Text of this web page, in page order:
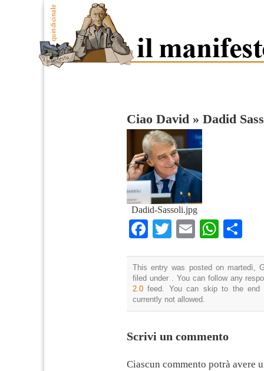
Ciao David » Dadid
Dadid-Sassoli.jpg
Facebook
TwitterEmail
This entry was posted on martedì,
filed under . You can follow any
2.0 feed. You can skip to the end
currently not allowed.
Scrivi un commento
Ciascun commento potrà avere